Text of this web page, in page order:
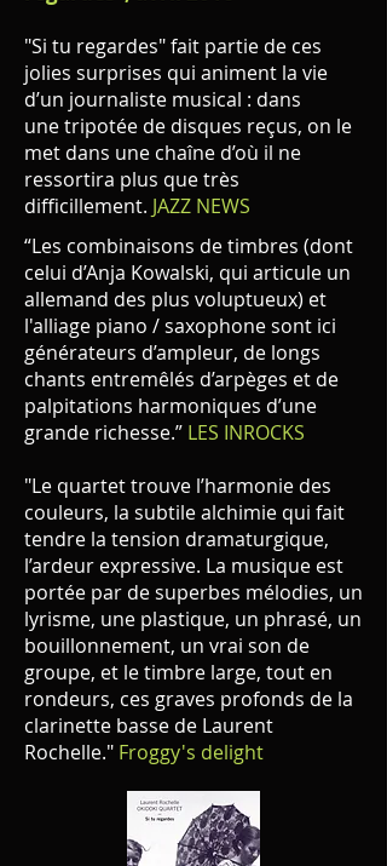
"Si tu regardes" fait partie de ces
jolies surprises qui animent la vie
d’un journaliste musical : dans
une tripotée de disques reçus, on le
met dans une chaîne d’où il ne
ressortira plus que très
difficillement. JAZZ NEWS
“Les combinaisons de timbres (dont
celui d’Anja Kowalski, qui articule un
allemand des plus voluptueux) et
l'alliage piano / saxophone sont ici
générateurs d’ampleur, de longs
chants entremêlés d’arpèges et de
palpitations harmoniques d’une
grande richesse.” LES INROCKS
"Le quartet trouve l’harmonie des
couleurs, la subtile alchimie qui fait
tendre la tension dramaturgique,
l’ardeur expressive. La musique est
portée par de superbes mélodies, un
lyrisme, une plastique, un phrasé, un
bouillonnement, un vrai son de
groupe, et le timbre large, tout en
rondeurs, ces graves profonds de la
clarinette basse de Laurent
Rochelle." Froggy's delight